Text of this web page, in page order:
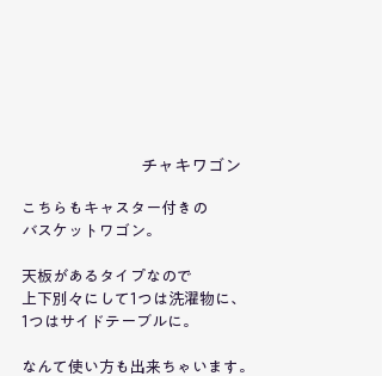
チャキワゴン
こちらもキャスター付きの
バスケットワゴン。
天板があるタイプなので
上下別々にして1つは洗濯物に、
1つはサイドテーブルに。
なんて使い方も出来ちゃいます。